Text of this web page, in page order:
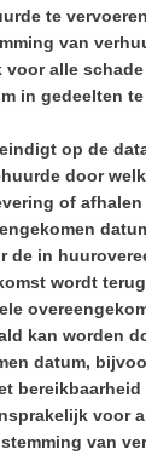
te
van
alle
in gedeelten
op de
door
of
de in
wordt
kan worden
datum,
voor
van